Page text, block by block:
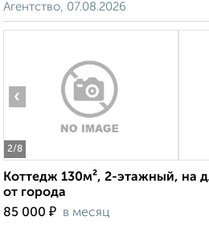
Агентство, 07.08.2026
2/8
‹
Коттедж 130м², 2-этажный, на
от города
85 000 ₽ в месяц